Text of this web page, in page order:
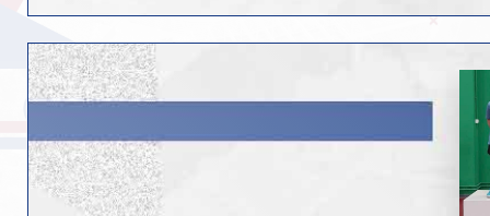
Ez csak a kezdet! Ha a WTT továbbra is nyitott a para
Köszönjük Zsófinak és Andrisnak, hogy képviselték